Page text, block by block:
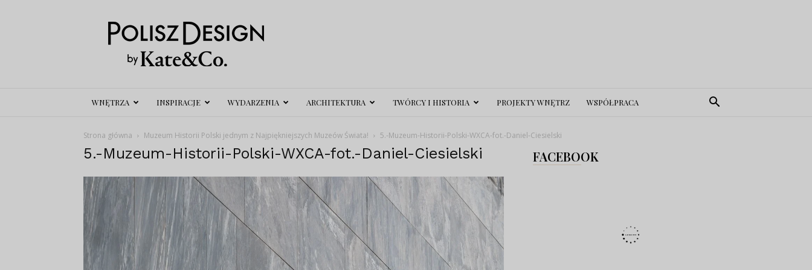
Polisz
Design
WNĘTRZA INSPIRACJE WYDARZENIA ARCHITEKTURA TWÓRCY I HISTORIA PROJEKTY WNĘTRZ WSPÓŁPRACA
Strona główna Muzeum Historii Polski jednym z Najpiękniejszych Muzeów Świata! 5.-Muzeum-Historii-Polski-WXCA-fot.-Daniel-Ciesielski
5.-Muzeum-Historii-Polski-WXCA-fot.-Daniel-Ciesielski FACEBOOK